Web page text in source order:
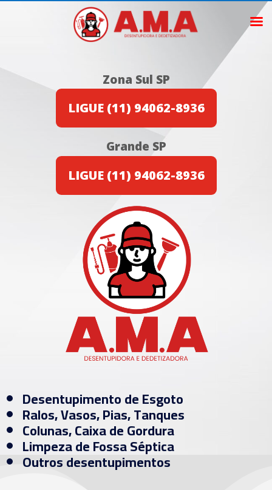
Zona Sul SP
LIGUE (11) 94062-8936
Grande SP
LIGUE (11) 94062-8936
Desentupimento de Esgoto
Ralos, Vasos, Pias, Tanques
Colunas, Caixa de Gordura
Limpeza de Fossa Séptica
Outros desentupimentos